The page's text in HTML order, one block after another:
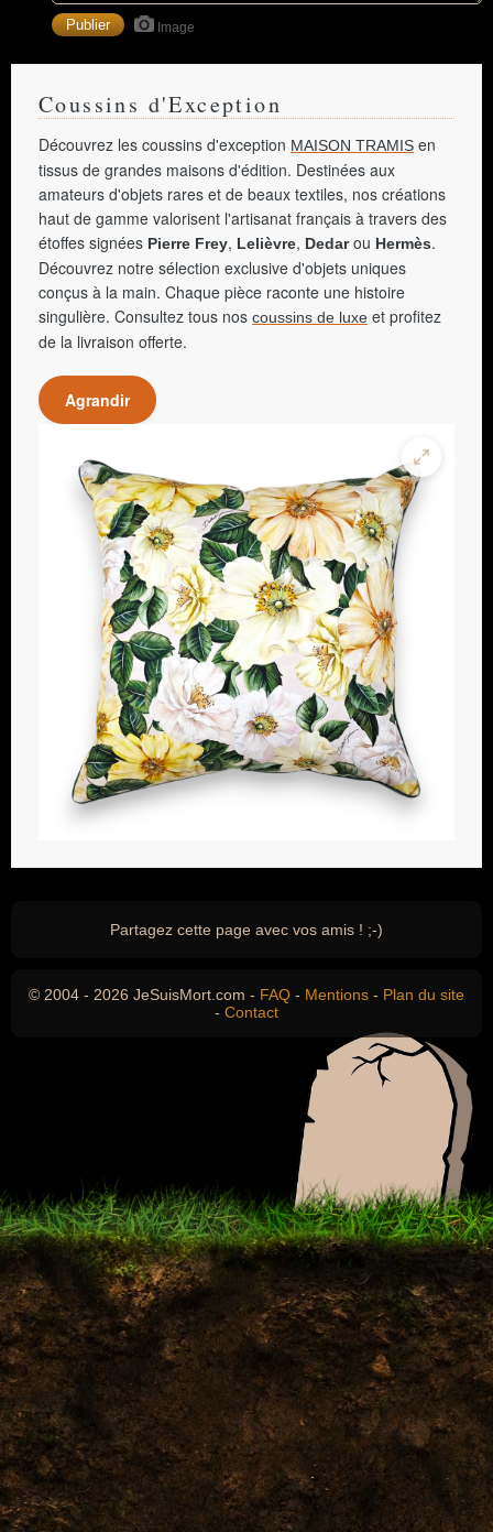
Image
Coussins d'Exception
Découvrez les coussins d'exception MAISON TRAMIS en
tissus de grandes maisons d'édition. Destinées aux
amateurs d'objets rares et de beaux textiles, nos créations
haut de gamme valorisent l'artisanat français à travers des
étoffes signées Pierre Frey, Lelièvre, Dedarou Hermès.
Découvrez notre sélection exclusive d'objets uniques
conçus à la main. Chaque pièce raconte une histoire
singulière. Consultez tous nos coussins de luxe et profitez
de la livraison offerte.
Agrandir
Partagez cette page avec vos amis ! ;-)
© 2004 - 2026 JeSuisMort.com - FAQ - Mentions - Plan du site
- Contact